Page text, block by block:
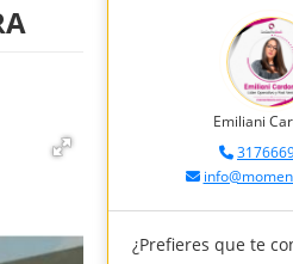
Emiliani
¿Prefieres que te